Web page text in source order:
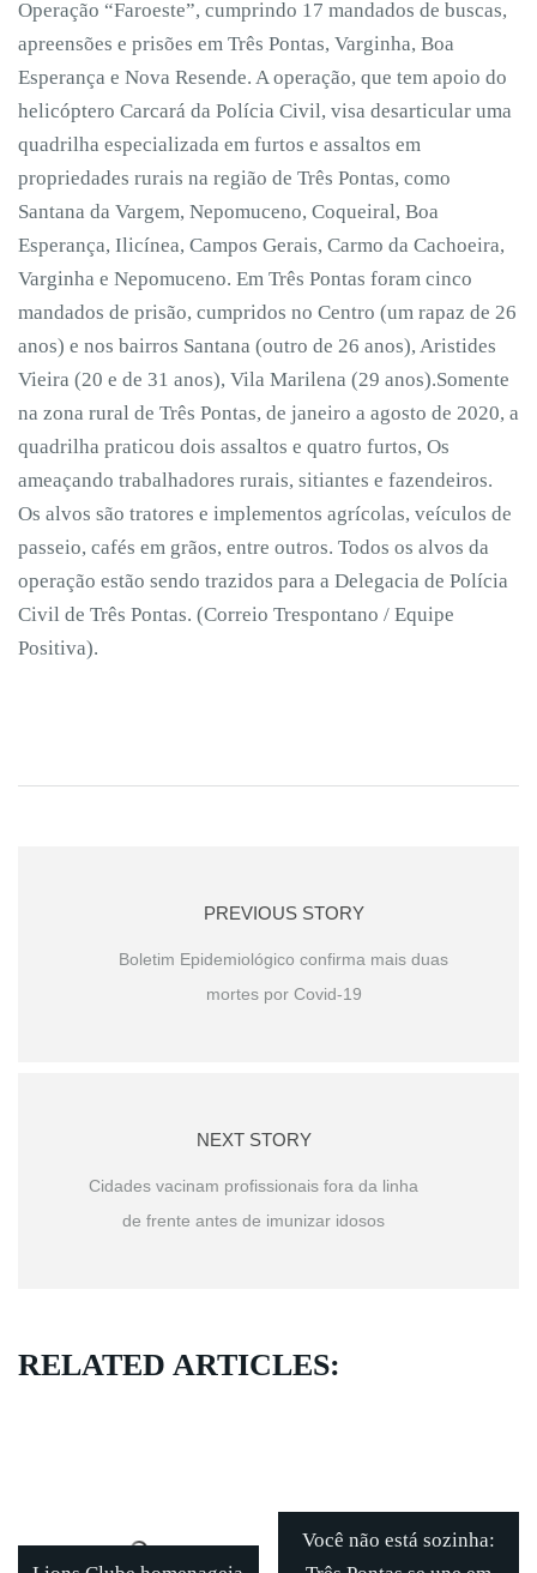
Operação “Faroeste”, cumprindo 17 mandados de buscas,
apreensões e prisões em Três Pontas, Varginha, Boa
Esperança e Nova Resende. A operação, que tem apoio do
helicóptero Carcará da Polícia Civil, visa desarticular uma
quadrilha especializada em furtos e assaltos em
propriedades rurais na região de Três Pontas, como
Santana da Vargem, Nepomuceno, Coqueiral, Boa
Esperança, Ilicínea, Campos Gerais, Carmo da Cachoeira,
Varginha e Nepomuceno. Em Três Pontas foram cinco
mandados de prisão, cumpridos no Centro (um rapaz de 26
anos) e nos bairros Santana (outro de 26 anos), Aristides
Vieira (20 e de 31 anos), Vila Marilena (29 anos).Somente
na zona rural de Três Pontas, de janeiro a agosto de 2020, a
quadrilha praticou dois assaltos e quatro furtos, Os
ameaçando trabalhadores rurais, sitiantes e fazendeiros.
Os alvos são tratores e implementos agrícolas, veículos de
passeio, cafés em grãos, entre outros. Todos os alvos da
operação estão sendo trazidos para a Delegacia de Polícia
Civil de Três Pontas. (Correio Trespontano / Equipe
Positiva).
PREVIOUS STORY
Boletim Epidemiológico confirma mais duas
mortes por Covid-19
NEXT STORY
Cidades vacinam profissionais fora da linha
de frente antes de imunizar idosos
RELATED ARTICLES:
Você não está sozinha: